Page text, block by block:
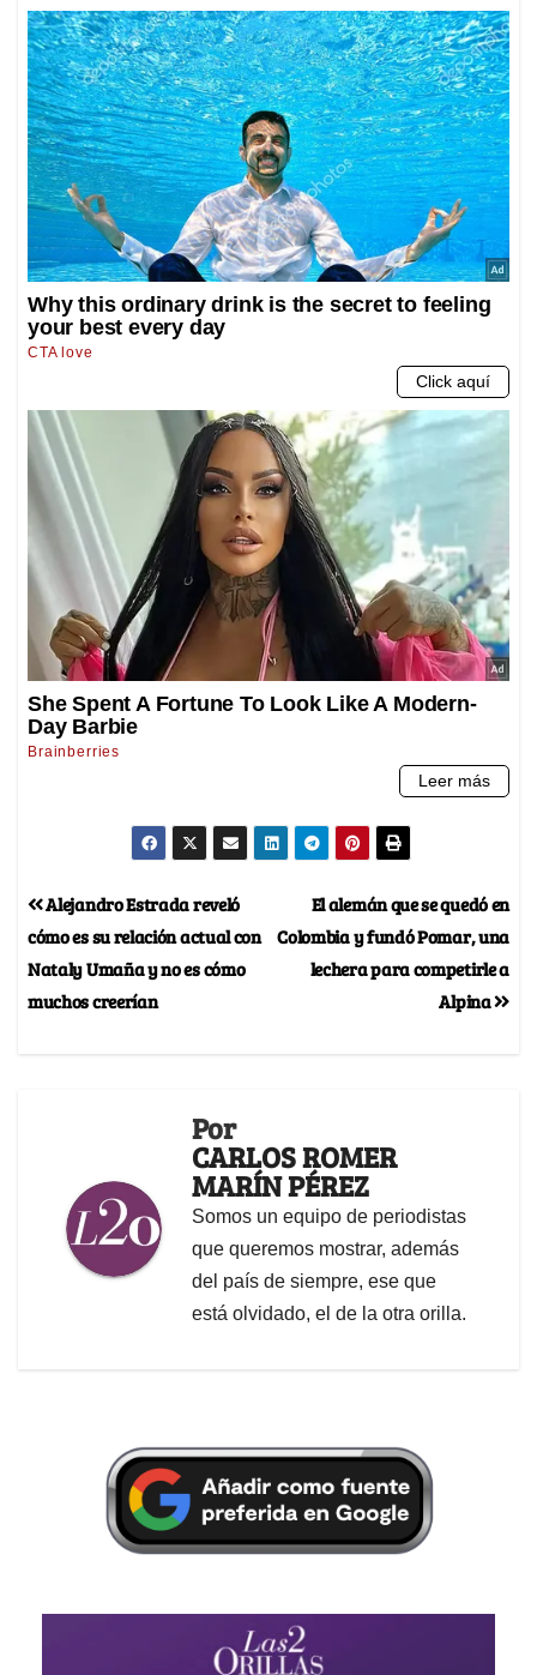
El alemán que se quedó en
Colombia y fundó Pomar, una
lechera para competirle a
Alpina
Alejandro Estrada reveló
cómo es su relación actual con
Nataly Umaña y no es cómo
muchos creerían
Por
CARLOS ROMER
MARÍN PÉREZ
Somos un equipo de periodistas
que queremos mostrar, además
del país de siempre, ese que
está olvidado, el de la otra orilla.